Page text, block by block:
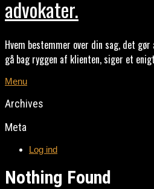
advokater.
Hvem bestemmer over din sag, det gør
gå bag ryggen af klienten, siger et
Menu
Archives
Meta
Log ind
Nothing Found